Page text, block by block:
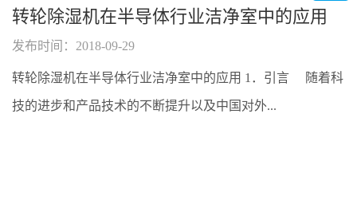
转轮除湿机在半导体行业洁净室中的应用
发布时间：2018-09-29
转轮除湿机在半导体行业洁净室中的应用 1．引言 随着科
技的进步和产品技术的不断提升以及中国对外...